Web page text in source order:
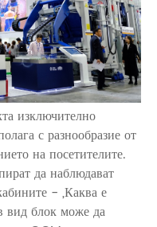
изключително
с разнообразие от
на посетителите.
да наблюдават
- „Каква е
вид блок може да